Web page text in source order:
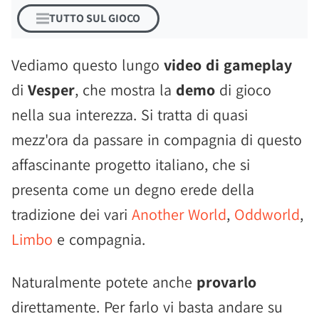
TUTTO SUL GIOCO
Vediamo questo lungo video di gameplay
di Vesper, che mostra la demo di gioco
nella sua interezza. Si tratta di quasi
mezz'ora da passare in compagnia di questo
affascinante progetto italiano, che si
presenta come un degno erede della
tradizione dei vari Another World, Oddworld,
Limbo e compagnia.
Naturalmente potete anche provarlo
direttamente. Per farlo vi basta andare su